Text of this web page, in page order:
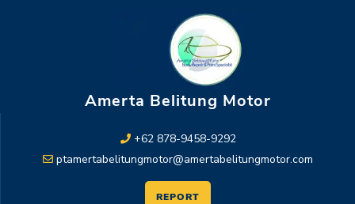
Amerta Belitung Motor
+62 878-9458-9292
ptamertabelitungmotor@amertabelitungmotor.com
REPORT